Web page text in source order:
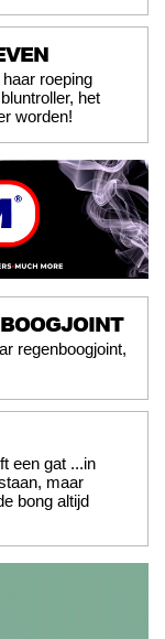
roeping
het
worden!
regenboogjoint,
een gat ...in
maar
bong altijd